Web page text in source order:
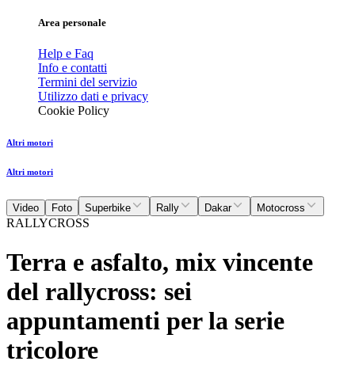
Area personale
Help e Faq
Info e contatti
Termini del servizio
Utilizzo dati e privacy
Cookie Policy
Altri motori
Altri motori
Video Foto Superbike Rally Dakar Motocross
RALLYCROSS
Terra e asfalto, mix vincente
del rallycross: sei
appuntamenti per la serie
tricolore